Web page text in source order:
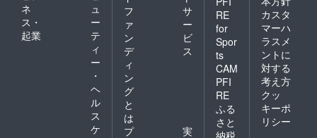
ネ
ス・
起業
ュ
ー
テ
ィ
ー
・
ヘ
ル
ス
ケ
フ
ァ
ン
デ
ィ
ン
グ
と
は
サ
ー
ビ
ス
プ
実
RE
for
Spor
ts
CAM
PFI
RE
ふる
さと
納税
カスタ
マーハ
ラスメ
ントに
対する
考え方
クッ
キーポ
リシー